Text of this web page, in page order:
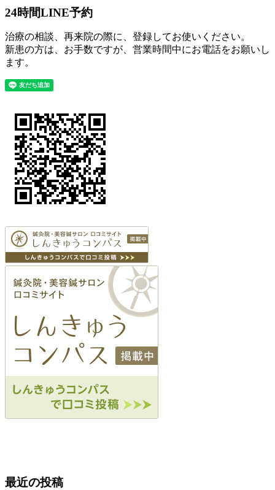
24時間LINE予約
治療の相談、再来院の際に、登録してお使いください。
新患の方は、お手数ですが、営業時間中にお電話をお願いし
ます。
最近の投稿